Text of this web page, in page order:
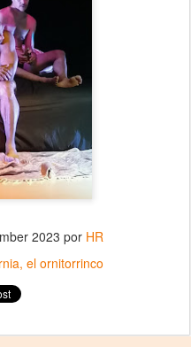
2023 por HR
el ornitorrinco